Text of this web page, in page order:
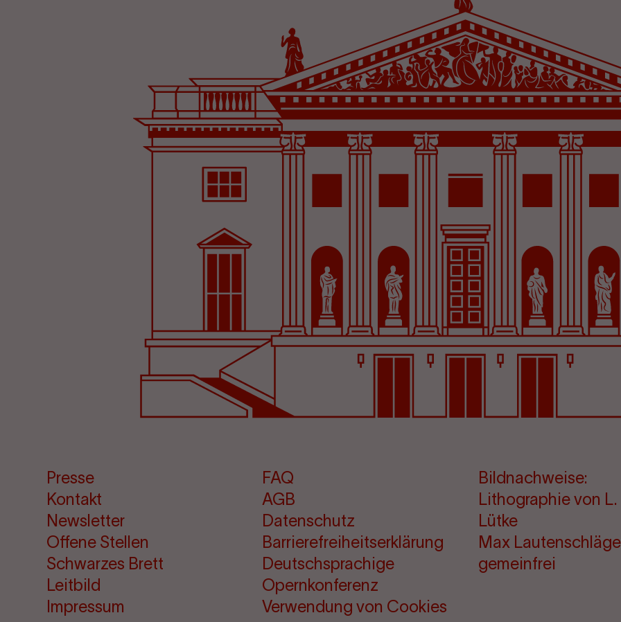
Presse
Kontakt
Newsletter
Offene Stellen
Schwarzes Brett
Leitbild
Impressum
FAQ
AGB
Datenschutz
Barrierefreiheitserklärung
Deutschsprachige
Opernkonferenz
Verwendung von Cookies
Bildnachweise:
Lithographie von L.
Lütke
Max
gemeinfrei